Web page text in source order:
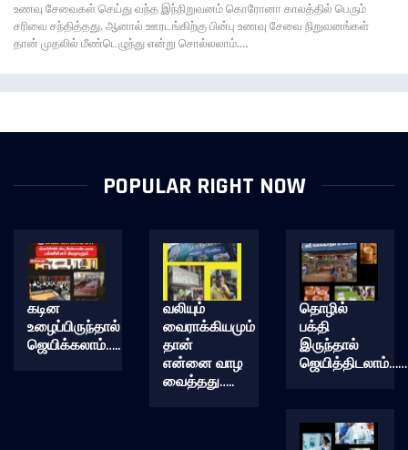
உணவு சேவைகள் செய்து வந்த இந்நிறுவனம் கொரோனா காலத்தில் பெரும்
சரிவை சந்தித்தது. ஆனால் ஊரடங்கிற்கு பின்பு உணவு சேவை நிறுவனங்கள்
தான் முதலில் மீண்டெழுந்து என்று சொல்லலாம்.…
POPULAR RIGHT NOW
கடின
உழைப்பிருந்தால்
ஜெயிக்கலாம்…..
வலியும்
வைராக்கியமும்
தான்
என்னை வாழ
வைத்தது…..
தொழில்
பக்தி
இருந்தால்